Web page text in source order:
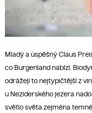
Mladý a úspěšný Claus
co Burgenland nabízí.
odrážejí to nejtypičtější z
u Neziderského jezera
světlo světa zejména